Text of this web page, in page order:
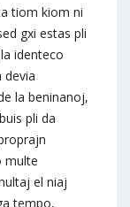
tiom kiom ni
gxi estas pli
identeco
devia
la beninanoj,
pli da
multe
el niaj
tempo,